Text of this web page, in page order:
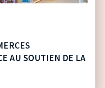
AU SOUTIEN DE LA